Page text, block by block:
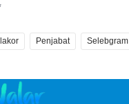
Penjabat Selebgram